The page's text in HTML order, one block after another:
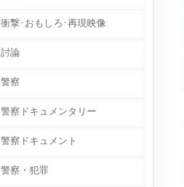
衝撃･おもしろ･再現映像
討論
警察
警察ドキュメンタリー
警察ドキュメント
警察・犯罪